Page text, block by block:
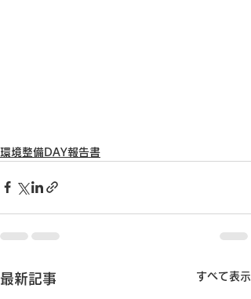
環境整備DAY報告書
最新記事 すべて表示